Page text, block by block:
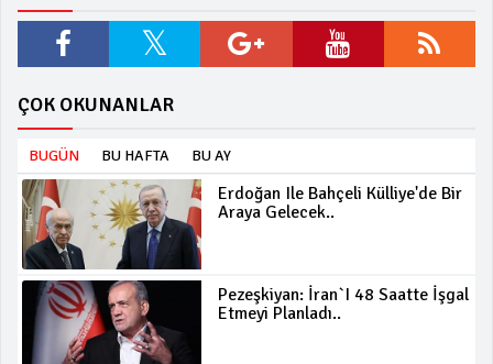
ÇOK OKUNANLAR
BUGÜN BU HAFTA BU AY
Erdoğan Ile Bahçeli Külliye'de Bir
Araya Gelecek..
Pezeşkiyan: İran`ı 48 Saatte İşgal
Etmeyi Planladı..